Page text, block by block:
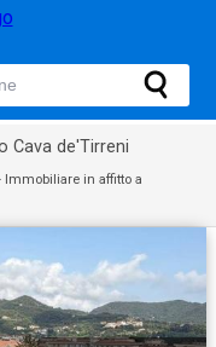
Cava de'Tirreni
Immobiliare in affitto a